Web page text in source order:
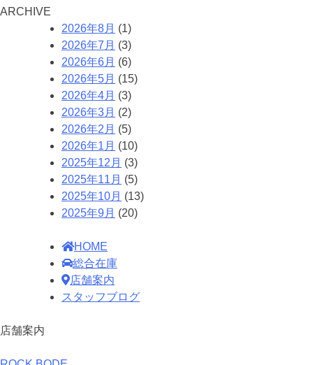
ARCHIVE
2026年8月 (1)
2026年7月 (3)
2026年6月 (6)
2026年5月 (15)
2026年4月 (3)
2026年3月 (2)
2026年2月 (5)
2026年1月 (10)
2025年12月 (3)
2025年11月 (5)
2025年10月 (13)
2025年9月 (20)
HOME
総合在庫
店舗案内
スタッフブログ
店舗案内